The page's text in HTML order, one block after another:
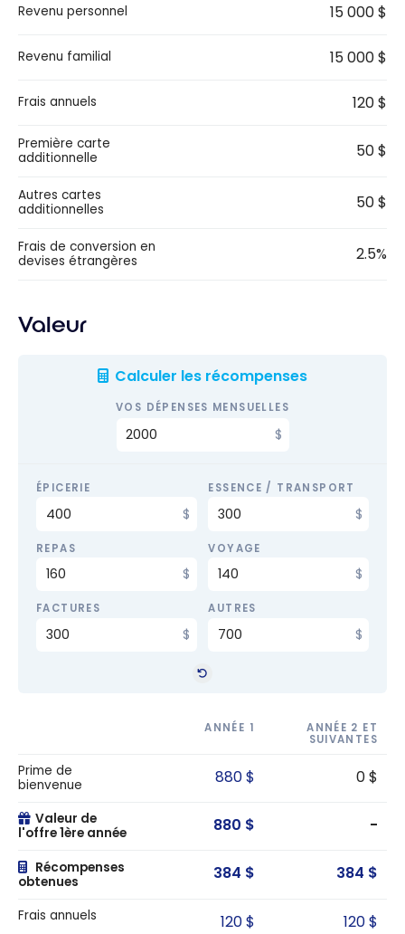
Revenu personnel 15 000 $
Revenu familial 15 000 $
Frais annuels 120 $
Première carte
additionnelle
50 $
Autres cartes
additionnelles
50 $
Frais de conversion en
devises étrangères
2.5%
Valeur
Calculer les récompenses
VOS DÉPENSES MENSUELLES
ÉPICERIE ESSENCE / TRANSPORT
REPAS VOYAGE
FACTURES AUTRES
ANNÉE 1
ANNÉE 2 ET
SUIVANTES
Prime de
bienvenue
880 $ 0 $
Valeur de
l'offre 1ère année
880 $ -
Récompenses
obtenues
384 $ 384 $
Frais annuels 120 $ 120 $